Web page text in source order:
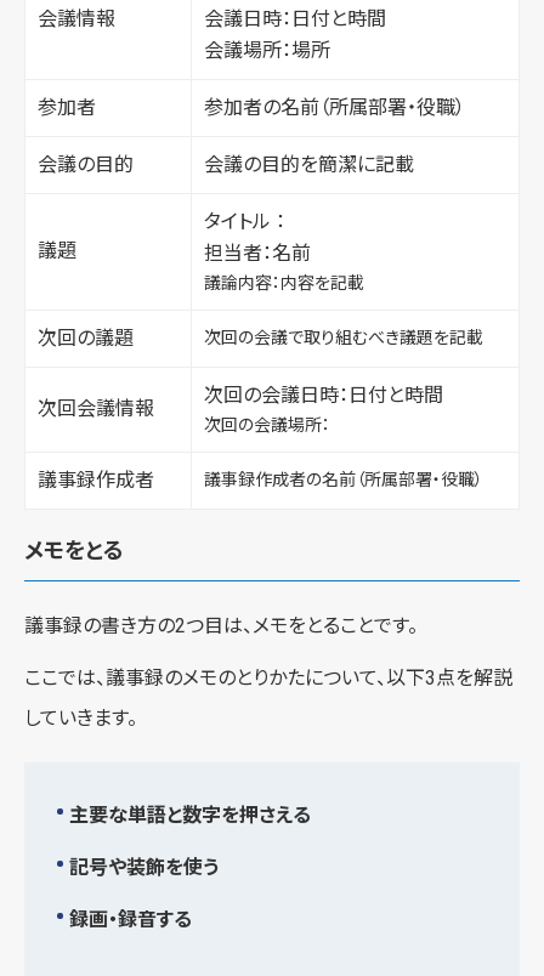
会議情報
会議日時：日付と時間
会議場所：場所
参加者 参加者の名前（所属部署・役職）
会議の目的 会議の目的を簡潔に記載
議題
タイトル ：
担当者：名前
議論内容：内容を記載
次回の議題 次回の会議で取り組むべき議題を記載
次回会議情報
次回の会議日時：日付と時間
次回の会議場所：
議事録作成者 議事録作成者の名前（所属部署・役職）
メモをとる
議事録の書き方の2つ目は、メモをとることです。
ここでは、議事録のメモのとりかたについて、以下3点を解説
していきます。
主要な単語と数字を押さえる
記号や装飾を使う
録画・録音する